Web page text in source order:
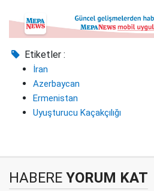
Etiketler :
İran
Azerbaycan
Ermenistan
Uyuşturucu Kaçakçılığı
HABERE YORUM KAT